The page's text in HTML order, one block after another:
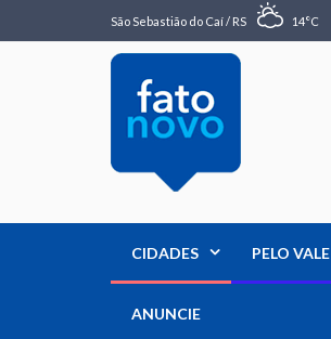
São Sebastião do Caí / RS 14°C
CIDADES PELO VALE
ANUNCIE